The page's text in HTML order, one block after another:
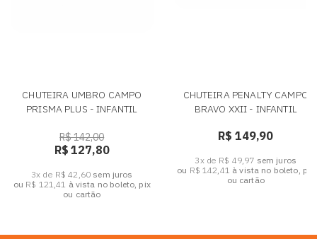
CHUTEIRA UMBRO CAMPO
PRISMA PLUS - INFANTIL
R$ 142,00
R$ 127,80
3x de R$ 42,60 sem juros
ou R$ 121,41 à vista no boleto, pix
ou cartão
CHUTEIRA PENALTY CAMPO
BRAVO XXII - INFANTIL
R$ 149,90
3x de R$ 49,97 sem juros
ou R$ 142,41 à vista no boleto, pix
ou cartão